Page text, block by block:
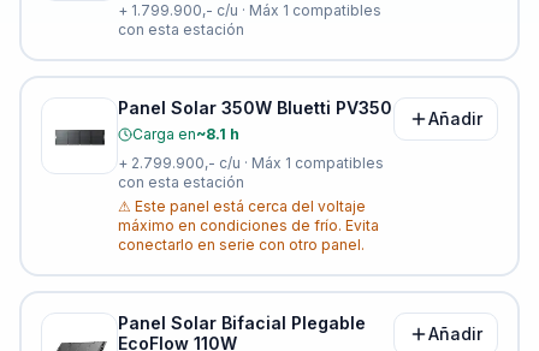
+ 1.799.900,- c/u · Máx 1 compatibles
con esta estación
Panel Solar 350W Bluetti PV350
Carga en~8.1 h
+ 2.799.900,- c/u · Máx 1 compatibles
con esta estación
⚠ Este panel está cerca del voltaje
máximo en condiciones de frío. Evita
conectarlo en serie con otro panel.
Añadir
Panel Solar Bifacial Plegable
EcoFlow 110W
Añadir